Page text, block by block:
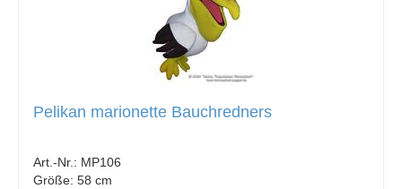
Pelikan marionette Bauchredners
Art.-Nr.: MP106
Größe: 58 cm